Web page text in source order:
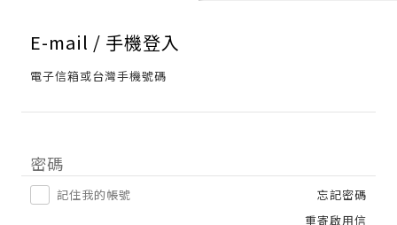
E-mail / 手機登入
電子信箱或台灣手機號碼
密碼
記住我的帳號
忘記密碼
重寄啟用信